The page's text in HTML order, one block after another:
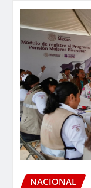
NACIONAL